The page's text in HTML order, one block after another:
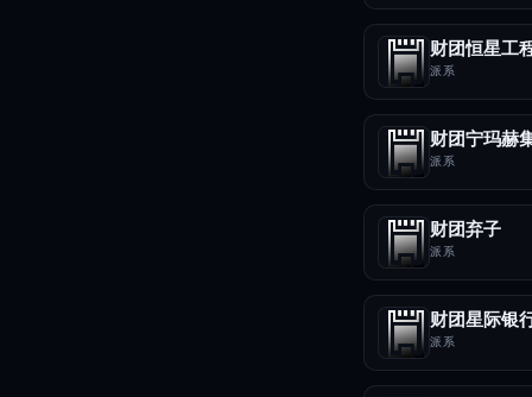
财团恒星工
派系
财团宁玛赫
派系
财团弃子
派系
派系